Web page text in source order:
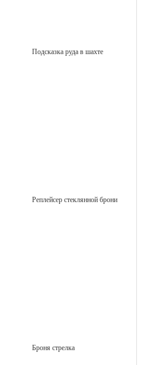
Подсказка руда в шахте
Реплейсер стеклянной брони
Броня стрелка